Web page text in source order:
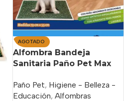
AGOTADO
Alfombra Bandeja
Sanitaria Paño Pet Max
70cm
Paño Pet, Higiene - Belleza -
Educación, Alfombras